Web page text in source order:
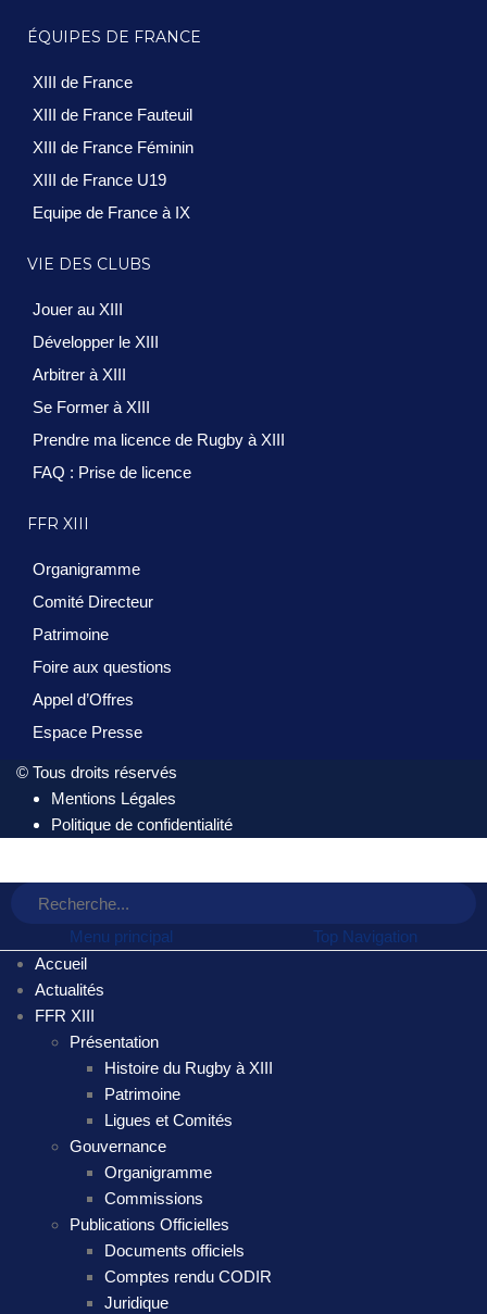
ÉQUIPES DE FRANCE
XIII de France
XIII de France Fauteuil
XIII de France Féminin
XIII de France U19
Equipe de France à IX
VIE DES CLUBS
Jouer au XIII
Développer le XIII
Arbitrer à XIII
Se Former à XIII
Prendre ma licence de Rugby à XIII
FAQ : Prise de licence
FFR XIII
Organigramme
Comité Directeur
Patrimoine
Foire aux questions
Appel d’Offres
Espace Presse
© Tous droits réservés
Mentions Légales
Politique de confidentialité
Menu principal
Top Navigation
Accueil
Actualités
FFR XIII
Présentation
Histoire du Rugby à XIII
Patrimoine
Ligues et Comités
Gouvernance
Organigramme
Commissions
Publications Officielles
Documents officiels
Comptes rendu CODIR
Juridique